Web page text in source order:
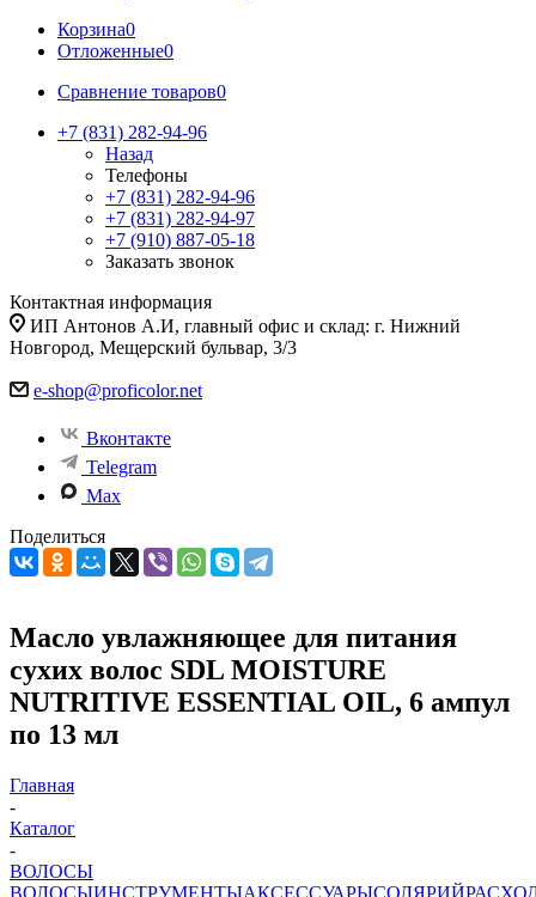
Корзина0
Отложенные0
Сравнение товаров0
+7 (831) 282-94-96
Назад
Телефоны
+7 (831) 282-94-96
+7 (831) 282-94-97
+7 (910) 887-05-18
Заказать звонок
Контактная информация
ИП Антонов А.И, главный офис и склад: г. Нижний
Новгород, Мещерский бульвар, 3/3
e-shop@proficolor.net
Вконтакте
Telegram
Max
Поделиться
Масло увлажняющее для питания
сухих волос SDL MOISTURE
NUTRITIVE ESSENTIAL OIL, 6 ампул
по 13 мл
Главная
-
Каталог
-
ВОЛОСЫ
ВОЛОСЫИНСТРУМЕНТЫАКСЕССУАРЫСОЛЯРИЙ